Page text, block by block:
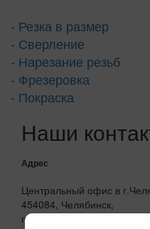
- Резка в размер
- Сверление
- Нарезание резьб
- Фрезеровка
- Покраска
Наши
Адрес
Центральный офис в
454084, Челябинск,
пр. Победы, д. 160, оф 427а